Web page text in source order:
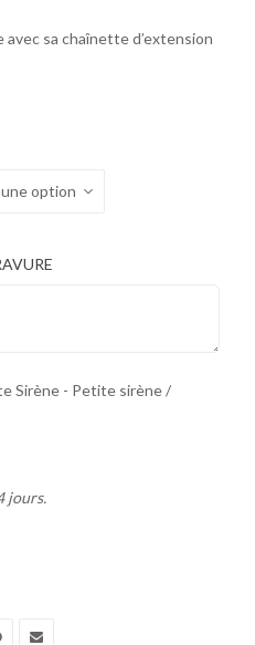
avec sa chaînette d’extension
Sirène - Petite sirène /
jours.